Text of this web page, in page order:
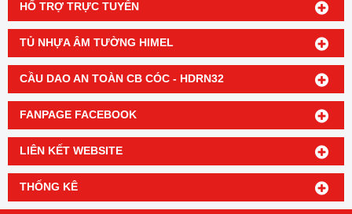
HỔ TRỢ TRỰC TUYẾN
TỦ NHỰA ÂM TƯỜNG HIMEL
CẦU DAO AN TOÀN CB CÓC - HDRN32
FANPAGE FACEBOOK
LIÊN KẾT WEBSITE
THỐNG KÊ